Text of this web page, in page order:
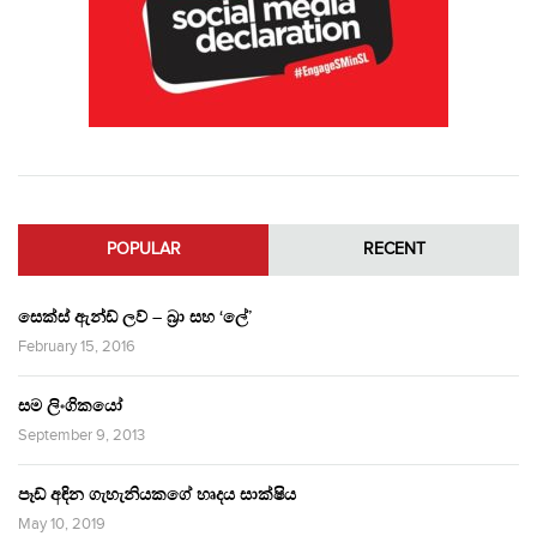
POPULAR RECENT
සෙක්ස් ඇන්ඩ් ලව් – බ්‍රා සහ ‘ලේ’
February 15, 2016
සම ලිංගිකයෝ
September 9, 2013
පෑඩ් අඳින ගැහැනියකගේ හෘදය සාක්ෂිය
May 10, 2019